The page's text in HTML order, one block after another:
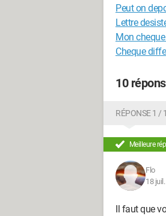
Peut on
Lettre
Mon
Cheque
10
RÉPONSE 1 /
Meilleure
Flo
18
Il faut que